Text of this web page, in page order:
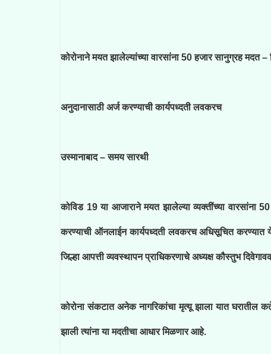
कोरोनाने मयत झालेल्यांच्या वारसांना 50 हजार सानुग्रह मदत –
अनुदानासाठी अर्ज करण्याची कार्यपध्दती लवकरच
उस्मानाबाद – समय सारथी
कोविड 19 या आजाराने मयत झालेल्या व्यक्तींच्या वारसांना
करण्याची ऑनलाईन कार्यपध्दती लवकरच अधिसूचित करण्यात
जिल्हा आपत्ती व्यवस्थापन प्राधिकरणाचे अध्यक्ष कौस्तुभ
कोरोना संकटात अनेक नागरिकांचा मृत्यू झाला यात
झाली त्यांना या मदतीचा आधार मिळणार आहे.